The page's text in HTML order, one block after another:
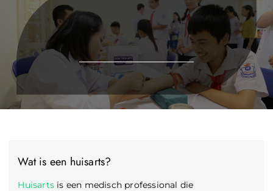
Wat is een huisarts?
Huisarts is een medisch professional die